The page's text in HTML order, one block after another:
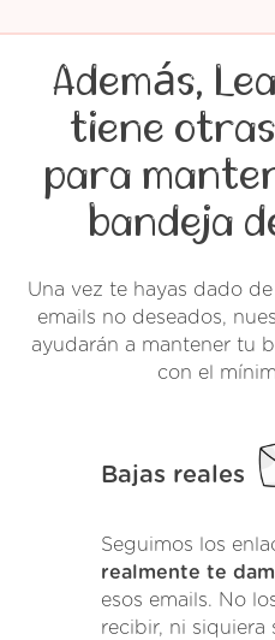
Además,
tiene
para
bandeja
Una vez te hayas dado
emails no deseados,
ayudarán a mantener tu
con el
Bajas reales
Seguimos los
realmente te
esos emails. No
recibir, ni siquiera